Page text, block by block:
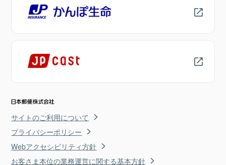
サイトのご利用について
プライバシーポリシー
Webアクセシビリティ方針
お客さま本位の業務運営に関する基本方針